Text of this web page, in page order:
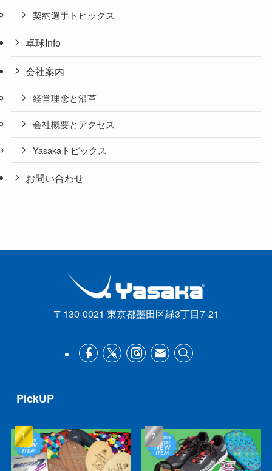
契約選手トピックス
卓球Info
会社案内
経営理念と沿革
会社概要とアクセス
Yasakaトピックス
お問い合わせ
〒130-0021 東京都墨田区緑3丁目7-21
PickUP